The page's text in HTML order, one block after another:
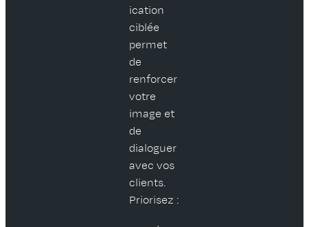
ication
ciblée
permet
de
renforcer
votre
image et
de
dialoguer
avec vos
clients.
Priorisez :